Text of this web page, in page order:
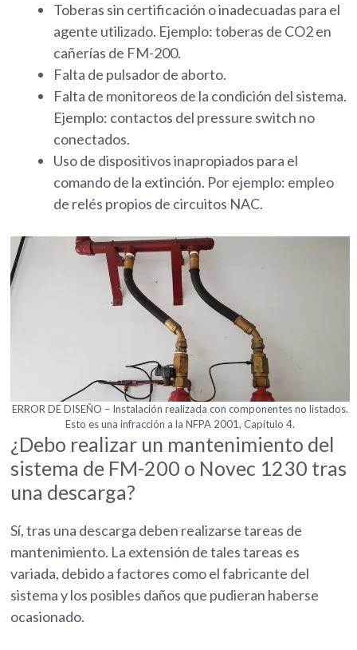
Toberas sin certificación o inadecuadas para el
agente utilizado. Ejemplo: toberas de CO2 en
cañerías de FM-200.
Falta de pulsador de aborto.
Falta de monitoreos de la condición del sistema.
Ejemplo: contactos del pressure switch no
conectados.
Uso de dispositivos inapropiados para el
comando de la extinción. Por ejemplo: empleo
de relés propios de circuitos NAC.
ERROR DE DISEÑO – Instalación realizada con componentes no listados.
Esto es una infracción a la NFPA 2001, Capítulo 4.
¿Debo realizar un mantenimiento del
sistema de FM-200 o Novec 1230 tras
una descarga?
Sí, tras una descarga deben realizarse tareas de
mantenimiento. La extensión de tales tareas es
variada, debido a factores como el fabricante del
sistema y los posibles daños que pudieran haberse
ocasionado.